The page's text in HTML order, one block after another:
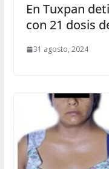
En Tuxpan
con 21 dosis
31 agosto, 2024